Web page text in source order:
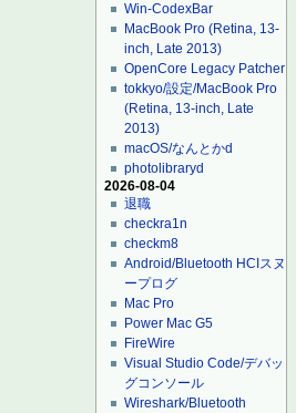
Win-CodexBar
MacBook Pro (Retina, 13-
inch, Late 2013)
OpenCore Legacy Patcher
tokkyo/設定/MacBook Pro
(Retina, 13-inch, Late
2013)
macOS/なんとかd
photolibraryd
2026-08-04
退職
checkra1n
checkm8
Android/Bluetooth HCIスヌ
ープログ
Mac Pro
Power Mac G5
FireWire
Visual Studio Code/デバッ
グコンソール
Wireshark/Bluetooth